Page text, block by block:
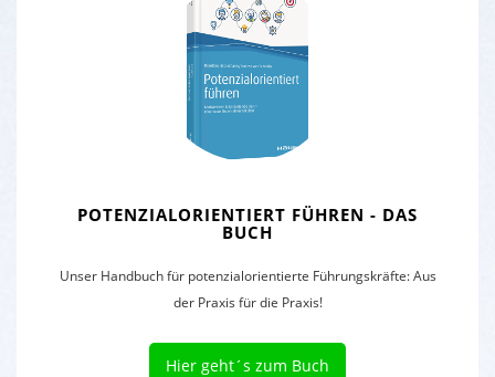
POTENZIALORIENTIERT FÜHREN - DAS
BUCH
Unser Handbuch für potenzialorientierte Führungskräfte: Aus
der Praxis für die Praxis!
Hier geht´s zum Buch